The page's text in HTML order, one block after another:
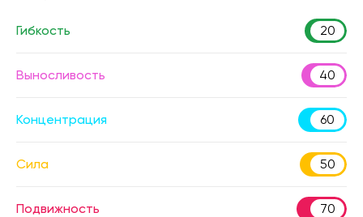
Гибкость 20
Выносливость 40
Концентрация 60
Сила 50
Подвижность 70